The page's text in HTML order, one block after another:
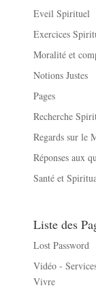
Eveil Spirituel
Exercices
Moralité et
Notions Justes
Pages
Recherche
Regards sur le
Réponses aux
Santé et
Liste des
Lost Password
Vidéo -
Vivre